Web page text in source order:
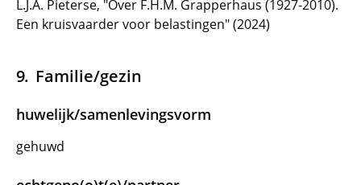
L.J.A. Pieterse, "Over F.H.M. Grapperhaus (1927-2010).
Een kruisvaarder voor belastingen" (2024)
Familie/gezin
huwelijk/samenlevingsvorm
gehuwd